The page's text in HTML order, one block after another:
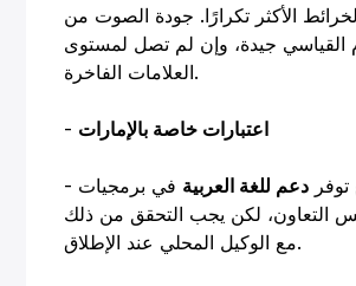
الأكثر تكرارًا. جودة الصوت من
القياسي جيدة، وإن لم تصل لمستوى
العلامات الفاخرة.
- اعتبارات خاصة بالإمارات
دعم للغة العربية في برمجيات
التعاون، لكن يجب التحقق من ذلك
مع الوكيل المحلي عند الإطلاق.